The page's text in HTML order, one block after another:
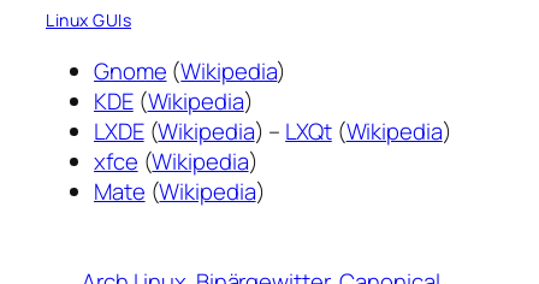
Linux GUIs
Gnome (Wikipedia)
KDE(Wikipedia)
LXDE(Wikipedia) – LXQt(Wikipedia)
xfce (Wikipedia)
Mate (Wikipedia)